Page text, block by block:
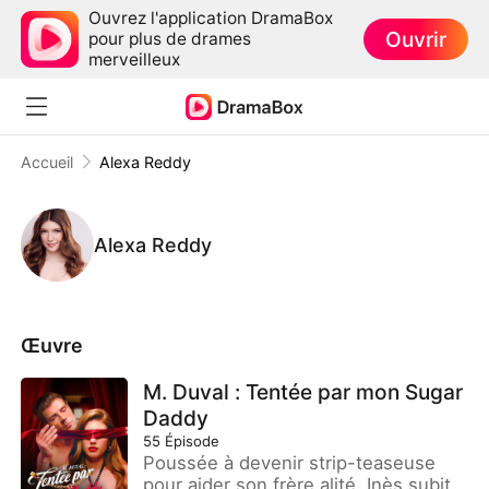
Ouvrez l'application DramaBox
pour plus de drames
merveilleux
Ouvrir
Accueil Alexa Reddy
Alexa Reddy
Œuvre
M. Duval : Tentée par mon Sugar
Daddy
55 Épisode
Poussée à devenir strip-teaseuse
pour aider son frère alité, Inès subit